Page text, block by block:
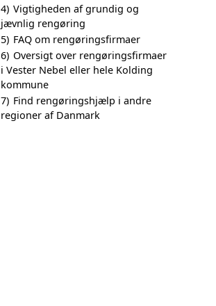
4) Vigtigheden af grundig og
jævnlig rengøring
5) FAQ om rengøringsfirmaer
6) Oversigt over rengøringsfirmaer
i Vester Nebel eller hele Kolding
kommune
7) Find rengøringshjælp i andre
regioner af Danmark